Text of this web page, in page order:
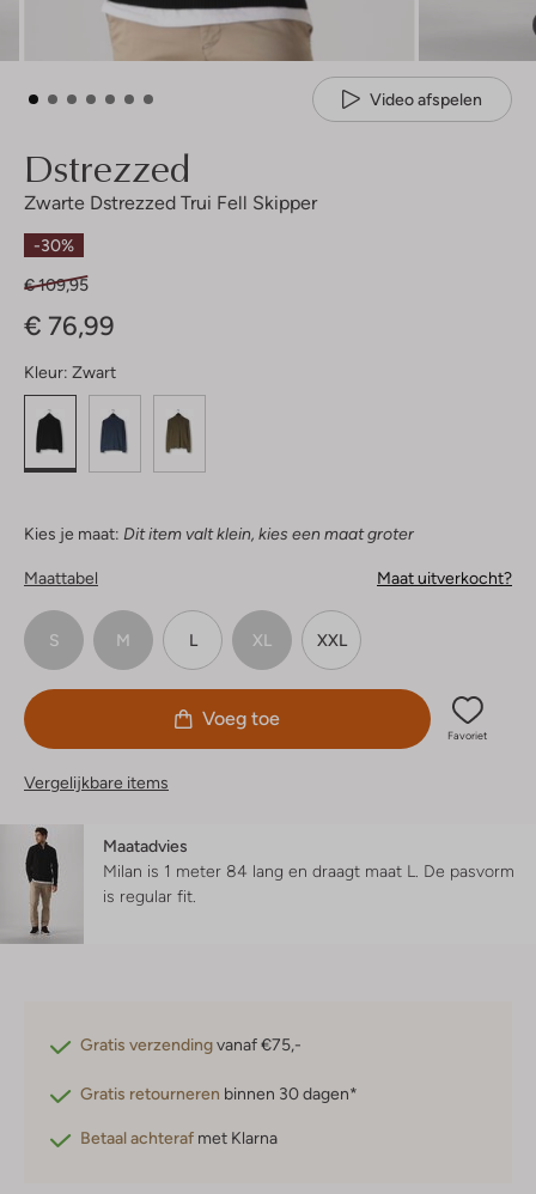
Video afspelen
Dstrezzed
Zwarte Dstrezzed Trui Fell Skipper
-30%
€ 109,95
€ 76,99
Kleur: Zwart
Kies je maat: Dit item valt klein, kies een maat groter
Maattabel Maat uitverkocht?
S M L XL XXL
Voeg toe
Favoriet
Vergelijkbare items
Maatadvies
Milan is 1 meter 84 lang en draagt maat L. De pasvorm
is regular fit
Gratis verzendingvanaf €75,-
Gratis retourneren binnen 30 dagen*
Betaal achteraf met Klarna